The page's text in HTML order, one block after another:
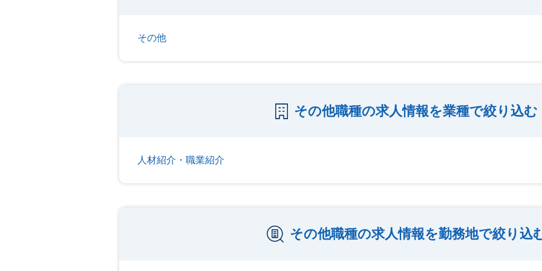
その他
その他職種の求人情報を業種で絞り込む
人材紹介・職業紹介
その他職種の求人情報を勤務地で絞り込